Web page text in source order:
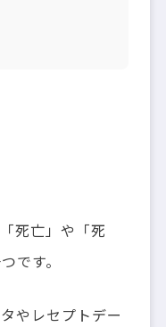
死亡」や「死
です。
やレセプトデー